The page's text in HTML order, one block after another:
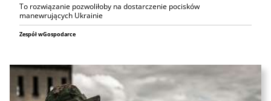
To rozwiązanie pozwoliłoby na dostarczenie pocisków
manewrujących Ukrainie
Zespół wGospodarce